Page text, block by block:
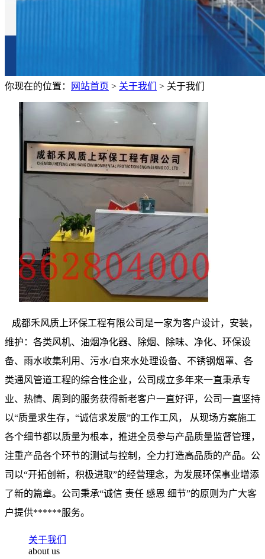
你现在的位置： 网站首页 > 关于我们 > 关于我们
成都禾风质上环保工程有限公司是一家为客户设计，安装，
维护：各类风机、油烟净化器、除烟、除味、净化、环保设
备、 雨水收集利用、污水/自来水处理设备、 不锈钢烟罩、各
类通风管道工程的综合性企业，公司成立多年来一直秉承专
业、热情、周到的服务获得新老客户一直好评，公司一直坚持
以“质量求生存，“诚信求发展”的工作工风， 从现场方案施工
各个细节都以质量为根本，推进全员参与产品质量监督管理，
注重产品各个环节的测试与控制，全力打造高品质的产品。公
司以“开拓创新，积极进取”的经营理念，为发展环保事业增添
了新的篇章。公司秉承“诚信 责任 感恩 细节”的原则为广大客
户提供******服务。
关于我们
about us